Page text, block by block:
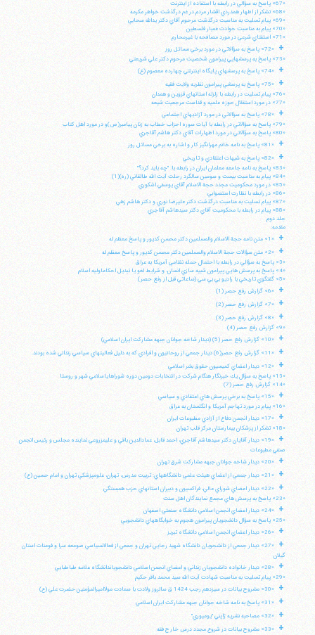
«67» پاسخ به سؤالي در رابطه با استفاده از اينترنت
«68» تشكر از اظهار همدردي اقشار مردم در غم درگذشت خواهر مكرمه
«69» پيام تسليت به مناسبت درگذشت مرحوم آقاي دكتر يدالله سحابي
«70» پيام به مناسبت حوادث غمبار فلسطين
«71» استفتاي شرعي در مورد مصافحه با غيرمحارم
+
«72» پاسخ به سؤالاتي در مورد برخي مسائل روز
«73» پاسخ به پرسشهايي پيرامون شخصيت مرحوم دكتر علي شريعتي
+ «74» پاسخ به پرسشهاي پايگاه اينترنتي چهارده معصوم (ع)
+
«75» پاسخ به پرسشي پيرامون نظريه ولايت فقيه
«76» پيام تسليت در رابطه با زلزله استانهاي قزوين و همدان
«77» در مورد استقلال حوزه علميه و قداست مرجعيت شيعه
+
«78» پاسخ به سؤالاتي در مورد آزاديهاي اجتماعي
«79» پاسخ به سؤالاتي در رابطه با آيات سوره احزاب خطاب به زنان پيامبر(ص)و در مورد اهل كتاب
«80» پاسخ به سؤالاتي در مورد اظهارات آقاي دكتر هاشم آقاجري
+ «81» پاسخ به نامه خانم مهرانگيز كار و اشاره به برخي مسائل روز
+
«82» پاسخ به شبهات اعتقادي و تاريخي
«83» پاسخ به نامه جامعه معلمان ايران در رابطه با: "چه بايد كرد؟"
«84» پيام به مناسبت بيست و سومين سالگرد رحلت آيت الله طالقاني (ره)(1)
«85» در مورد محكوميت مجدد حجة الاسلام آقاي يوسفي اشكوري
«86» در رابطه با نظارت استصوابي
«87» پيام تسليت به مناسبت درگذشت دكتر عليرضا نوري و دكتر هاشم زهي
«88» پيام در رابطه با محكوميت آقاي دكتر سيدهاشم آقاجري
جلد دوم
مقدمه:
+ «1» متن نامه حجة الاسلام والمسلمين دكتر محسن كديور و پاسخ معظم له
+
«2» متن سؤالات حجة الاسلام والمسلمين دكتر محسن كديور و پاسخ معظم له
«3» پاسخ به سؤالي در رابطه با احتمال حمله نظامي آمريكا به عراق
«4» پاسخ به پرسش هايي پيرامون شبيه سازي انسان، و شرايط لغو يا تبديل احكاماوليه اسلام
«5» گفتگوي تاريخي با راديو بي بي سي (ساعاتي قبل از رفع حصر)
+ «6» گزارش رفع حصر (1)
+ «7» گزارش رفع حصر (2)
+
«8» گزارش رفع حصر (3)
«9» گزارش رفع حصر (4)
+ «10» گزارش رفع حصر (5) (ديدار شاخه جوانان جبهه مشاركت ايران اسلامي)
+ «11» گزارش رفع حصر(6) ديدار جمعي از روحانيون و افرادي كه به دليل فعاليتهاي سياسي زنداني شده بودند.
+
«12» ديدار اعضاي كميسيون حقوق بشر اسلامي
«13» پاسخ به سؤال يك خبرنگار هنگام شركت در انتخابات دومين دوره شوراهاياسلامي شهر و روستا
«14» گزارش رفع حصر (7)
+
«15» پاسخ به برخي پرسش هاي اعتقادي و سياسي
«16» پيام در مورد تهاجم آمريكا و انگلستان به عراق
+
«17» ديدار انجمن دفاع از آزادي مطبوعات ايران
«18» تشكر از پزشكان بيمارستان مركز قلب تهران
+
«19» ديدار آقايان دكتر سيدهاشم آقاجري، احمد قابل، عمادالدين باقي و عليمزروعي نماينده مجلس و رئيس انجمن
صنفي مطبوعات
+ «20» ديدار شاخه جوانان جبهه مشاركت شرق تهران
+ «21» ديدار جمعي از اعضاي هيئت علمي دانشگاههاي: تربيت مدرس، تهران، علومپزشكي تهران و امام حسين (ع)
+
«22» ديدار اعضاي شوراي عالي، فراكسيون و دبيران استانهاي حزب همبستگي
«23» پاسخ به پرسش هاي مجمع نمايندگان اهل سنت
+
«24» ديدار اعضاي انجمن اسلامي دانشگاه صنعتي اصفهان
«25» پاسخ به سؤال دانشجويان پيرامون هجوم به خوابگاههاي دانشجويي
+ «26» ديدار اعضاي انجمن اسلامي دانشگاه تبريز
+
«27» ديدار جمعي از دانشجويان دانشگاه شهيد رجايي تهران و جمعي از فعالانسياسي صومعه سرا و فومنات استان
گيلان
+
«28» ديدار خانواده دانشجويان زنداني و اعضاي انجمن اسلامي دانشجوياندانشگاه علامه طباطبايي
«29» پيام تسليت به مناسبت شهادت آيت الله سيد محمد باقر حكيم
+ «30» مشروح بيانات در سيزدهم رجب 1424 ق سالروز ولادت با سعادت مولااميرالمؤمنين حضرت علي (ع)
+ «31» پاسخ به نامه شاخه جوانان جبهه مشاركت ايران اسلامي
+ «32» مصاحبه نشريه ژاپني "يوميوري"
+ «33» مشروح بيانات در شروع مجدد درس خارج فقه